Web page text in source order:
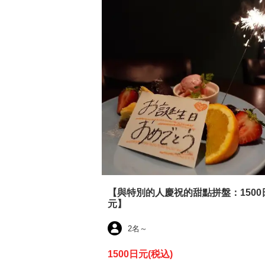
【與特別的人慶祝的甜點拼盤：1500
元】
2名 ～
1500日元(税込)